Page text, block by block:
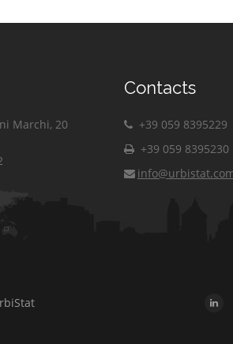
Marchi, 20
Contacts
+39 059 8395229
+39 059 8395230